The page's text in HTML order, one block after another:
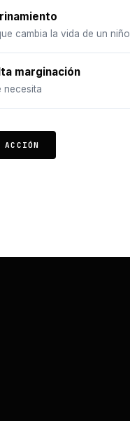
cambia la vida de un niño
marginación
necesita
ACCIÓN